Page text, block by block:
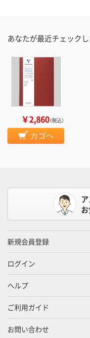
あなたが最近チェック
￥2,860（税込）
カゴへ
新規会員登録
ログイン
ヘルプ
ご利用ガイド
お問い合わせ